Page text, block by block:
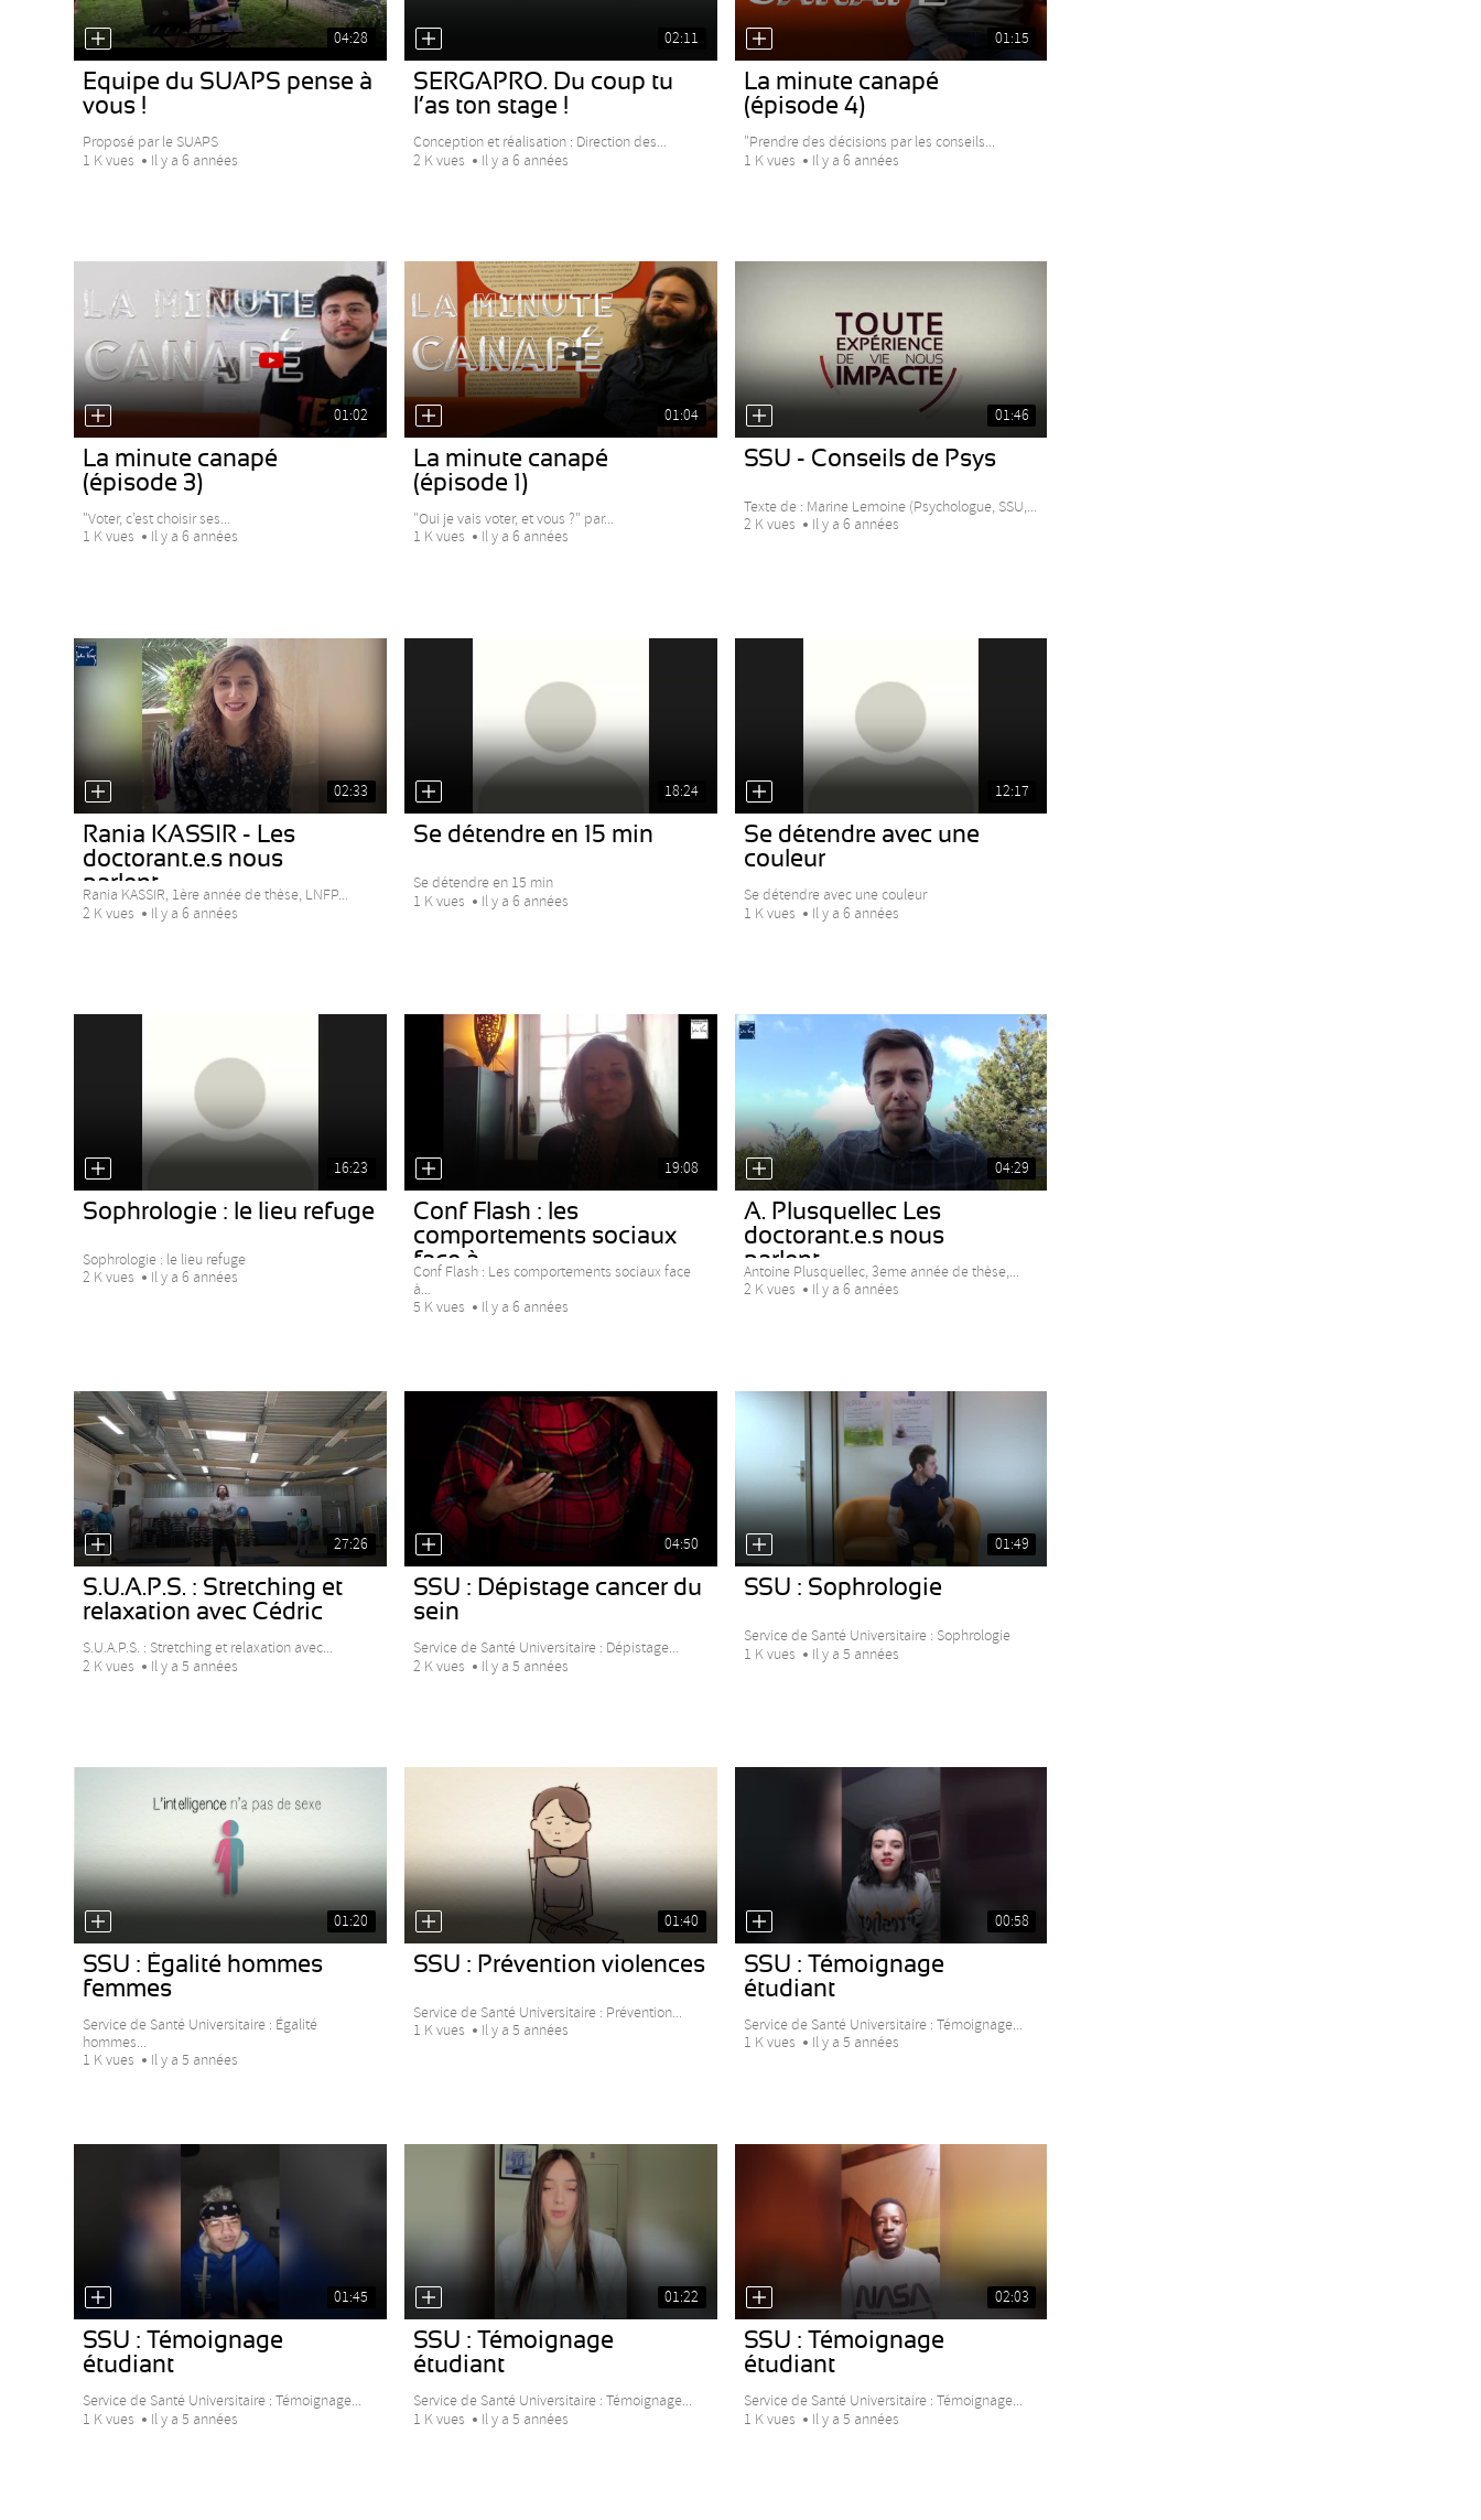
04:28
Equipe du SUAPS pense à
vous !
Proposé par le SUAPS
1 K vues
Il y a 6 années
02:11
SERGAPRO. Du coup tu
l’as ton stage !
Conception et réalisation : Direction des...
2 K vues
Il y a 6 années
01:15
La minute canapé
(épisode 4)
"Prendre des décisions par les conseils...
1 K vues
Il y a 6 années
01:02
La minute canapé
(épisode 3)
"Voter, c’est choisir ses...
1 K vues
Il y a 6 années
01:04
La minute canapé
(épisode 1)
"Oui je vais voter, et vous ?" par...
1 K vues
Il y a 6 années
01:46
SSU - Conseils de Psys
Texte de : Marine Lemoine (Psychologue, SSU,...
2 K vues
Il y a 6 années
02:33
Rania KASSIR - Les
doctorant.e.s nous
parlent...
Rania KASSIR, 1ère année de thèse, LNFP...
2 K vues
Il y a 6 années
18:24
Se détendre en 15 min
Se détendre en 15 min
1 K vues
Il y a 6 années
12:17
Se détendre avec une
couleur
Se détendre avec une couleur
1 K vues
Il y a 6 années
16:23
Sophrologie : le lieu refuge
Sophrologie : le lieu refuge
2 K vues
Il y a 6 années
19:08
Conf Flash : les
comportements sociaux
face à...
Conf Flash : Les comportements sociaux face
à...
5 K vues
Il y a 6 années
04:29
A. Plusquellec Les
doctorant.e.s nous
parlent...
Antoine Plusquellec, 3eme année de thèse,...
2 K vues
Il y a 6 années
27:26
S.U.A.P.S. : Stretching et
relaxation avec Cédric
S.U.A.P.S. : Stretching et relaxation avec...
2 K vues
Il y a 5 années
04:50
SSU : Dépistage cancer du
sein
Service de Santé Universitaire : Dépistage...
2 K vues
Il y a 5 années
01:49
SSU : Sophrologie
Service de Santé Universitaire : Sophrologie
1 K vues
Il y a 5 années
01:20
SSU : Égalité hommes
femmes
Service de Santé Universitaire : Égalité
hommes...
1 K vues
Il y a 5 années
01:40
SSU : Prévention violences
Service de Santé Universitaire : Prévention...
1 K vues
Il y a 5 années
00:58
SSU : Témoignage
étudiant
Service de Santé Universitaire : Témoignage...
1 K vues
Il y a 5 années
01:45
SSU : Témoignage
étudiant
Service de Santé Universitaire : Témoignage...
1 K vues
Il y a 5 années
01:22
SSU : Témoignage
étudiant
Service de Santé Universitaire : Témoignage...
1 K vues
Il y a 5 années
02:03
SSU : Témoignage
étudiant
Service de Santé Universitaire : Témoignage...
1 K vues
Il y a 5 années